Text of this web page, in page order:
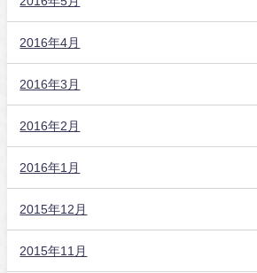
2016年4月
2016年3月
2016年2月
2016年1月
2015年12月
2015年11月